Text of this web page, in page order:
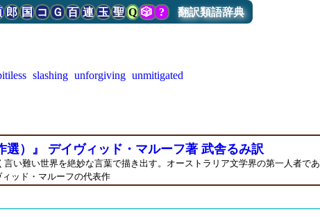
郎 国 コ Ｇ 百 連 玉 聖 Q 🎲? 翻訳類語辞典
slashing unforgiving unmitigated
選）』 デイヴィッド・マルーフ著 武舎るみ訳
い難い世界を絶妙な言葉で描き出す。オーストラリア文学界の第一人者であ
ッド・マルーフの代表作